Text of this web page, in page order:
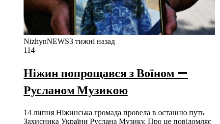
NizhynNEWS3 тижні назад
114
Ніжин попрощався з Воїном —
Русланом Музикою
14 липня Ніжинська громада провела в останню путь
Захисника України Руслана Музику. Про це повідомляє